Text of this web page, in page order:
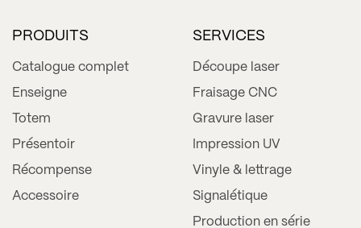
PRODUITS
Catalogue complet
Enseigne
Totem
Présentoir
Récompense
Accessoire
SERVICES
Découpe laser
Fraisage CNC
Gravure laser
Impression UV
Vinyle & lettrage
Signalétique
Production en série